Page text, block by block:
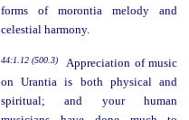
forms of morontia melody and
celestial harmony.
44:1.12 (500.3)
Appreciation of music
on Urantia is both physical and
spiritual; and your human